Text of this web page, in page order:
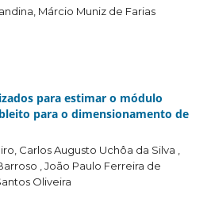
Márcio Muniz de Farias
para estimar o módulo
para o dimensionamento de
Carlos Augusto Uchôa da Silva ,
, João Paulo Ferreira de
Oliveira